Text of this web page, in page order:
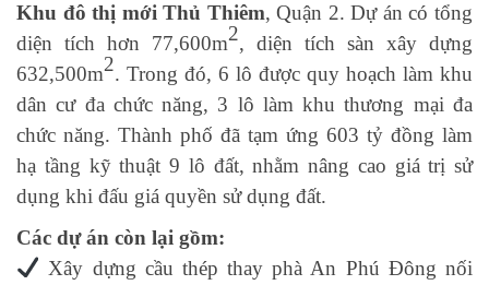
Khu đô thị mới Thủ Thiêm, Quận 2. Dự án có tổng
diện tích hơn 77,600m2, diện tích sàn xây dựng
632,500m2. Trong đó, 6 lô được quy hoạch làm khu
dân cư đa chức năng, 3 lô làm khu thương mại đa
chức năng. Thành phố đã tạm ứng 603 tỷ đồng làm
hạ tầng kỹ thuật 9 lô đất, nhằm nâng cao giá trị sử
dụng khi đấu giá quyền sử dụng đất.
Các dự án còn lại gồm:
Xây dựng cầu thép thay phà An Phú Đông nối